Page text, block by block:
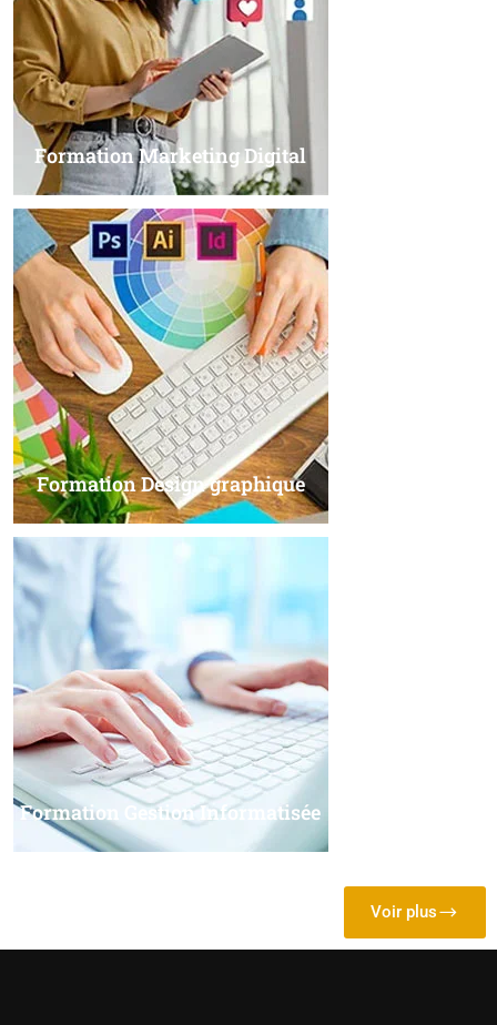
Formation Marketing Digital
Formation Design graphique
Formation Gestion Informatisée
Voir plus